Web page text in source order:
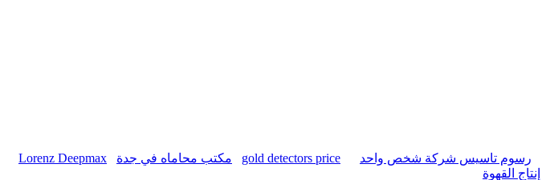
رسوم تاسيس شركة شخص واحد gold detectors price مكتب محاماه في جدة
Lorenz Deepmax
إنتاج القهوة